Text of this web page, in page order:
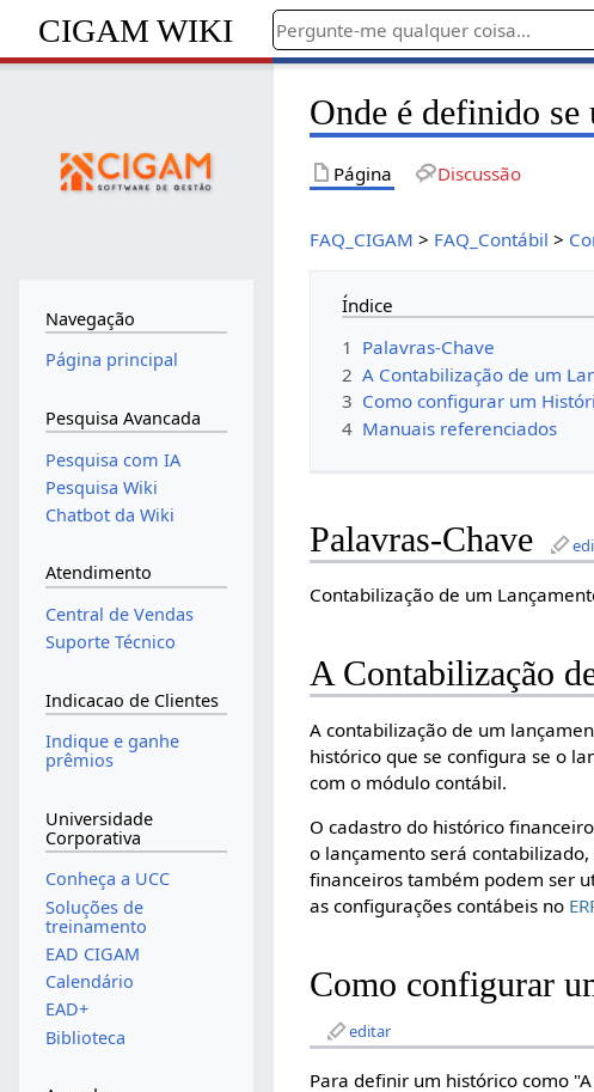
CIGAM WIKI
Onde é definido se
Página Discussão
FAQ_CIGAM > FAQ_Contábil >
Índice
1 Palavras-Chave
2 A Contabilização de um
3 Como configurar um
4 Manuais referenciados
Palavras-Chave
Contabilização de um
A Contabilização
A contabilização de um
histórico que se configura se o
com o módulo contábil.
O cadastro do histórico
o lançamento será
financeiros também podem ser
as configurações contábeis no
Como configurar
editar
Para definir um histórico como
Navegação
Página principal
Pesquisa Avancada
Pesquisa com IA
Pesquisa Wiki
Chatbot da Wiki
Atendimento
Central de Vendas
Suporte Técnico
Indicacao de Clientes
Indique e ganhe
prêmios
Universidade
Corporativa
Conheça a UCC
Soluções de
treinamento
EAD CIGAM
Calendário
EAD+
Biblioteca